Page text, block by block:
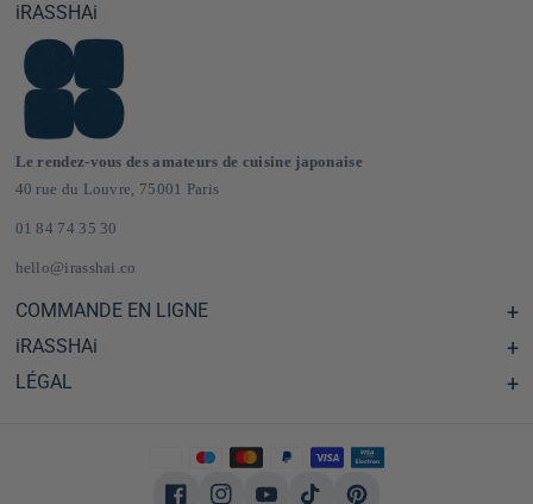
iRASSHAi
Le rendez-vous des amateurs de cuisine japonaise
40 rue du Louvre, 75001 Paris
01 84 74 35 30
hello@irasshai.co
COMMANDE EN LIGNE
Centre d'aide & FAQ
Livraison et frais de port en France & Europe
iRASSHAi
Les horaires du 40 rue du Louvre, Paris
LÉGAL